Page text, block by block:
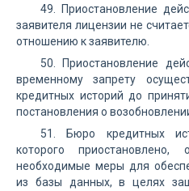
49. Приостановление
заявителя лицензии не
отношению к заявителю.
50. Приостановление
временному запрету
кредитных историй до
постановления о
51. Бюро кредитных
которого приостановлено,
необходимые меры для
из базы данных, в целях